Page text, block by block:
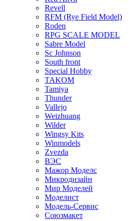
Revell
RFM (Rye Field Model)
Roden
RPG SCALE MODEL
Sabre Model
Sc Johnson
South front
Special Hobby
TAKOM
Tamiya
Thunder
Vallejo
Weizhuang
Wilder
Wingsy Kits
Winmodels
Zvezda
ВЭС
Мажор Моделс
Микродизайн
Мир Моделей
Моделист
Модель-Сервис
Союзмакет